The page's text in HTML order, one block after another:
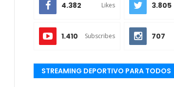
4.382 Likes 3.805
1.410 Subscribes 707
STREAMING DEPORTIVO PARA TODOS